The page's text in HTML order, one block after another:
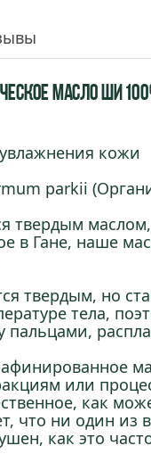
Масло Ши
кожи
parkii
твердым
в Гане, наше
твердым, но
тела,
пальцами,
или
как
что ни один
как это